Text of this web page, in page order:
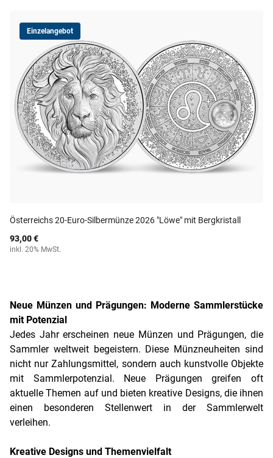
Einzelangebot
Österreichs 20-Euro-Silbermünze 2026 "Löwe" mit Bergkristall
93,00 €
inkl. 20% MwSt.
Neue Münzen und Prägungen: Moderne Sammlerstücke
mit Potenzial
Jedes Jahr erscheinen neue Münzen und Prägungen, die
Sammler weltweit begeistern. Diese Münzneuheiten sind
nicht nur Zahlungsmittel, sondern auch kunstvolle Objekte
mit Sammlerpotenzial. Neue Prägungen greifen oft
aktuelle Themen auf und bieten kreative Designs, die ihnen
einen besonderen Stellenwert in der Sammlerwelt
verleihen.
Kreative Designs und Themenvielfalt